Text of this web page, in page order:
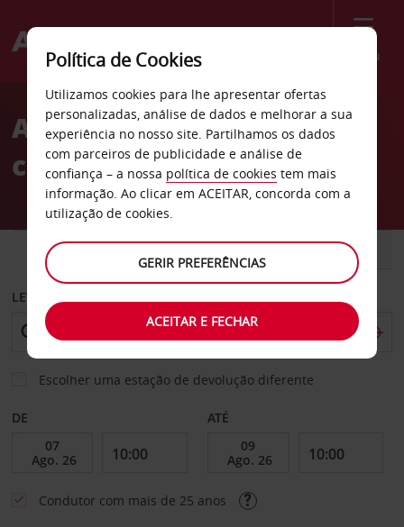
Menu
Welcome
AvisAluguer de
carros Algeciras
CARRO COMERCIAIS
LEVANTAR EM
Escolher uma estação de devolução diferente
DE ATÉ
Condutor com mais de 25 anos
Política de Cookies
Utilizamos cookies para lhe apresentar ofertas
personalizadas, análise de dados e melhorar a sua
experiência no nosso site. Partilhamos os dados
com parceiros de publicidade e análise de
confiança – a nossa política de cookies tem mais
informação. Ao clicar em ACEITAR, concorda com a
utilização de cookies.
GERIR PREFERÊNCIAS
ACEITAR E FECHAR